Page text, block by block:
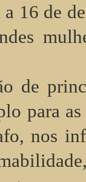
16 de
de
para
nos